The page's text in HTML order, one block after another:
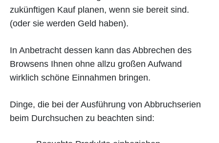
zukünftigen Kauf planen, wenn sie bereit sind.
(oder sie werden Geld haben).
In Anbetracht dessen kann das Abbrechen des
Browsens Ihnen ohne allzu großen Aufwand
wirklich schöne Einnahmen bringen.
Dinge, die bei der Ausführung von Abbruchserien
beim Durchsuchen zu beachten sind: